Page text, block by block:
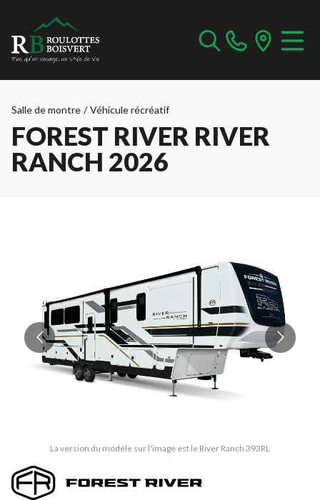
Salle de montre / Véhicule récréatif
FOREST RIVER RIVER
RANCH 2026
La version du modèle sur l'image est le River Ranch 393RL